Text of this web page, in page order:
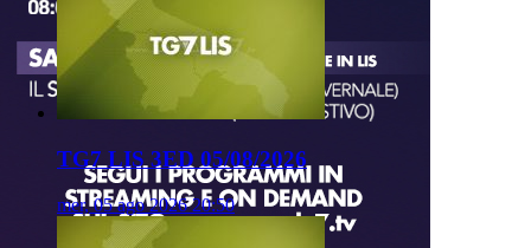
TG7 LIS 3ED 05/08/2026
mer, 05 ago 2026 20:50